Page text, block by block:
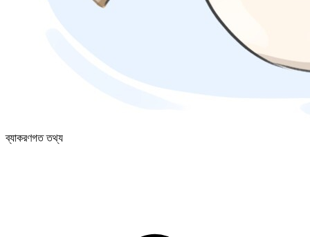
ব্যাকরণগত তথ্য